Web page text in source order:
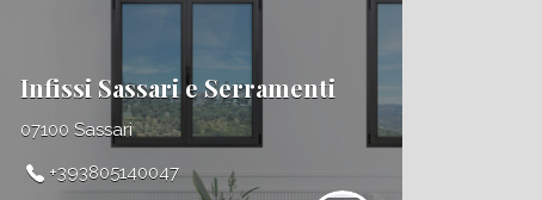
Infissi Sassari e Serramenti
07100 Sassari
+393805140047